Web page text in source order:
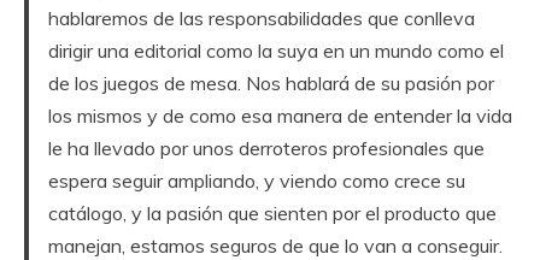
hablaremos de las responsabilidades que conlleva
dirigir una editorial como la suya en un mundo como el
de los juegos de mesa. Nos hablará de su pasión por
los mismos y de como esa manera de entender la vida
le ha llevado por unos derroteros profesionales que
espera seguir ampliando, y viendo como crece su
catálogo, y la pasión que sienten por el producto que
manejan, estamos seguros de que lo van a conseguir.